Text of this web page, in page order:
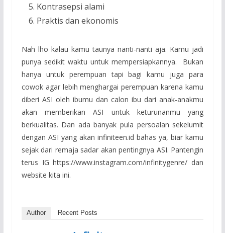
Kontrasepsi alami
Praktis dan ekonomis
Nah lho kalau kamu taunya nanti-nanti aja. Kamu jadi
punya sedikit waktu untuk mempersiapkannya. Bukan
hanya untuk perempuan tapi bagi kamu juga para
cowok agar lebih menghargai perempuan karena kamu
diberi ASI oleh ibumu dan calon ibu dari anak-anakmu
akan memberikan ASI untuk keturunanmu yang
berkualitas. Dan ada banyak pula persoalan sekelumit
dengan ASI yang akan infiniteen.id bahas ya, biar kamu
sejak dari remaja sadar akan pentingnya ASI. Pantengin
terus IG https://www.instagram.com/infinitygenre/ dan
website kita ini.
Author Recent Posts